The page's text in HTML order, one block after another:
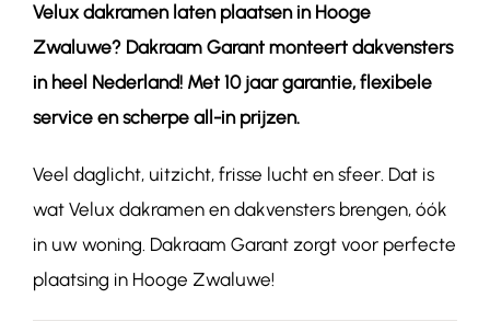
Velux dakramen laten plaatsen in Hooge
Zwaluwe? Dakraam Garant monteert dakvensters
in heel Nederland! Met 10 jaar garantie, flexibele
service en scherpe all-in prijzen.
Veel daglicht, uitzicht, frisse lucht en sfeer. Dat is
wat Velux dakramen en dakvensters brengen, óók
in uw woning. Dakraam Garant zorgt voor perfecte
plaatsing in Hooge Zwaluwe!